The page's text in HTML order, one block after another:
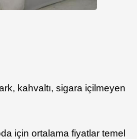
kahvaltı, sigara içilmeyen
için ortalama fiyatlar temel